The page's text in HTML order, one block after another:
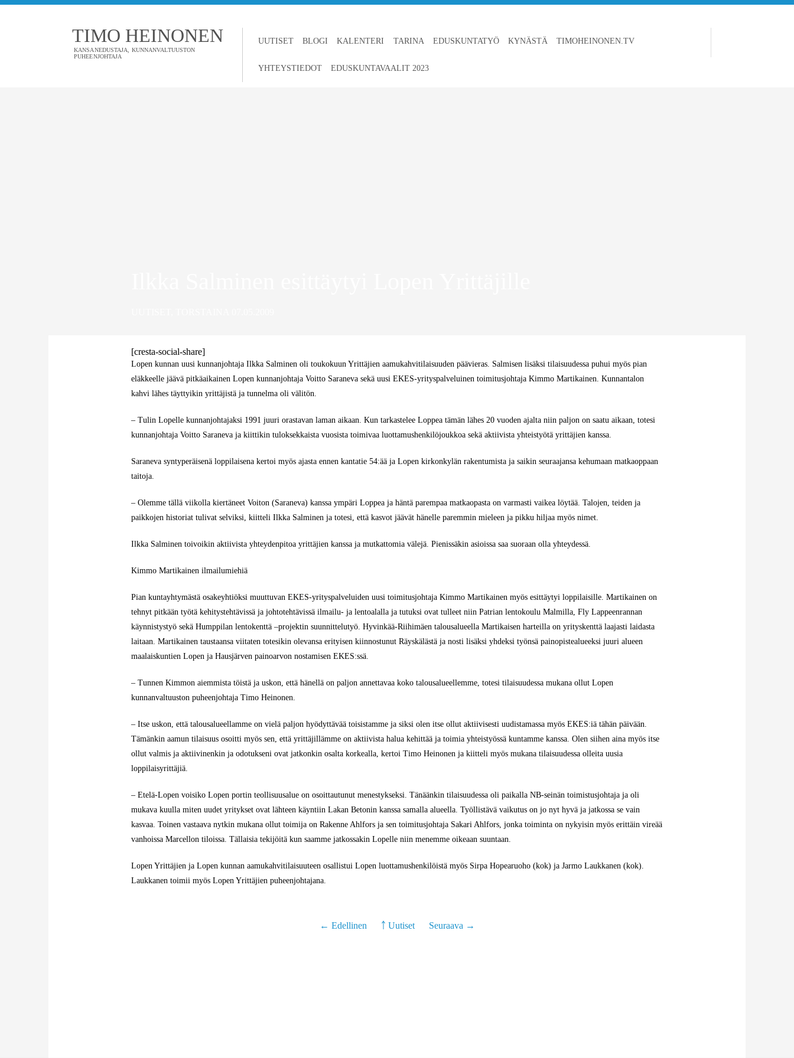
TIMO HEINONEN
KANSANEDUSTAJA, KUNNANVALTUUSTON
PUHEENJOHTAJA
UUTISET BLOGI KALENTERI TARINA EDUSKUNTATYÖ KYNÄSTÄ TIMOHEINONEN.TV
YHTEYSTIEDOT EDUSKUNTAVAALIT 2023
[cresta-social-share]
Lopen kunnan uusi kunnanjohtaja Ilkka Salminen oli toukokuun Yrittäjien aamukahvitilaisuuden päävieras. Salmisen lisäksi tilaisuudessa puhui myös pian
eläkkeelle jäävä pitkäaikainen Lopen kunnanjohtaja Voitto Saraneva sekä uusi EKES-yrityspalveluinen toimitusjohtaja Kimmo Martikainen. Kunnantalon
kahvi lähes täyttyikin yrittäjistä ja tunnelma oli välitön.
– Tulin Lopelle kunnanjohtajaksi 1991 juuri orastavan laman aikaan. Kun tarkastelee Loppea tämän lähes 20 vuoden ajalta niin paljon on saatu aikaan, totesi
kunnanjohtaja Voitto Saraneva ja kiittikin tuloksekkaista vuosista toimivaa luottamushenkilöjoukkoa sekä aktiivista yhteistyötä yrittäjien kanssa.
Saraneva syntyperäisenä loppilaisena kertoi myös ajasta ennen kantatie 54:ää ja Lopen kirkonkylän rakentumista ja saikin seuraajansa kehumaan matkaoppaan
taitoja.
– Olemme tällä viikolla kiertäneet Voiton (Saraneva) kanssa ympäri Loppea ja häntä parempaa matkaopasta on varmasti vaikea löytää. Talojen, teiden ja
paikkojen historiat tulivat selviksi, kiitteli Ilkka Salminen ja totesi, että kasvot jäävät hänelle paremmin mieleen ja pikku hiljaa myös nimet.
Ilkka Salminen toivoikin aktiivista yhteydenpitoa yrittäjien kanssa ja mutkattomia välejä. Pienissäkin asioissa saa suoraan olla yhteydessä.
Kimmo Martikainen ilmailumiehiä
Pian kuntayhtymästä osakeyhtiöksi muuttuvan EKES-yrityspalveluiden uusi toimitusjohtaja Kimmo Martikainen myös esittäytyi loppilaisille. Martikainen on
tehnyt pitkään työtä kehitystehtävissä ja johtotehtävissä ilmailu- ja lentoalalla ja tutuksi ovat tulleet niin Patrian lentokoulu Malmilla, Fly Lappeenrannan
käynnistystyö sekä Humppilan lentokenttä –projektin suunnittelutyö. Hyvinkää-Riihimäen talousalueella Martikaisen harteilla on yrityskenttä laajasti laidasta
laitaan. Martikainen taustaansa viitaten totesikin olevansa erityisen kiinnostunut Räyskälästä ja nosti lisäksi yhdeksi työnsä painopistealueeksi juuri alueen
maalaiskuntien Lopen ja Hausjärven painoarvon nostamisen EKES:ssä.
– Tunnen Kimmon aiemmista töistä ja uskon, että hänellä on paljon annettavaa koko talousalueellemme, totesi tilaisuudessa mukana ollut Lopen
kunnanvaltuuston puheenjohtaja Timo Heinonen.
– Itse uskon, että talousalueellamme on vielä paljon hyödyttävää toisistamme ja siksi olen itse ollut aktiivisesti uudistamassa myös EKES:iä tähän päivään.
Tämänkin aamun tilaisuus osoitti myös sen, että yrittäjillämme on aktiivista halua kehittää ja toimia yhteistyössä kuntamme kanssa. Olen siihen aina myös itse
ollut valmis ja aktiivinenkin ja odotukseni ovat jatkonkin osalta korkealla, kertoi Timo Heinonen ja kiitteli myös mukana tilaisuudessa olleita uusia
loppilaisyrittäjiä.
– Etelä-Lopen voisiko Lopen portin teollisuusalue on osoittautunut menestykseksi. Tänäänkin tilaisuudessa oli paikalla NB-seinän toimistusjohtaja ja oli
mukava kuulla miten uudet yritykset ovat lähteen käyntiin Lakan Betonin kanssa samalla alueella. Työllistävä vaikutus on jo nyt hyvä ja jatkossa se vain
kasvaa. Toinen vastaava nytkin mukana ollut toimija on Rakenne Ahlfors ja sen toimitusjohtaja Sakari Ahlfors, jonka toiminta on nykyisin myös erittäin vireää
vanhoissa Marcellon tiloissa. Tällaisia tekijöitä kun saamme jatkossakin Lopelle niin menemme oikeaan suuntaan.
Lopen Yrittäjien ja Lopen kunnan aamukahvitilaisuuteen osallistui Lopen luottamushenkilöistä myös Sirpa Hopearuoho (kok) ja Jarmo Laukkanen (kok).
Laukkanen toimii myös Lopen Yrittäjien puheenjohtajana.
← Edellinen ￪ Uutiset Seuraava →